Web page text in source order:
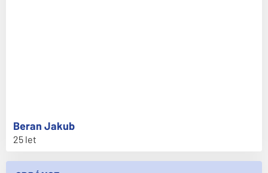
Jakub
Beran
25 let